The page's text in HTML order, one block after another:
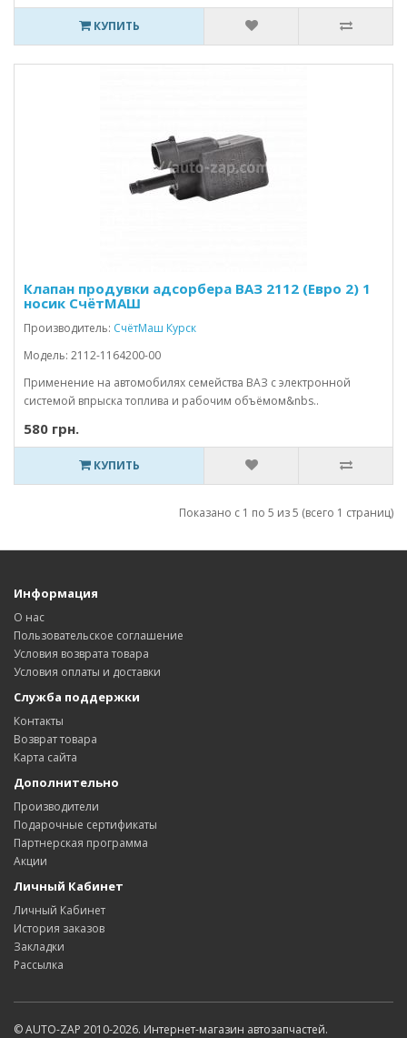
КУПИТЬ
Клапан продувки адсорбера ВАЗ 2112 (Евро 2) 1
носик СчётМАШ
Производитель: СчётМаш Курск
Модель: 2112-1164200-00
Применение на автомобилях семейства ВАЗ с электронной
системой впрыска топлива и рабочим объёмом&nbs..
580 грн.
КУПИТЬ
Показано с 1 по 5 из 5 (всего 1 страниц)
Информация
О нас
Пользовательское соглашение
Условия возврата товара
Условия оплаты и доставки
Служба поддержки
Контакты
Возврат товара
Карта сайта
Дополнительно
Производители
Подарочные сертификаты
Партнерская программа
Акции
Личный Кабинет
Личный Кабинет
История заказов
Закладки
Рассылка
© AUTO-ZAP 2010-2026. Интернет-магазин автозапчастей.